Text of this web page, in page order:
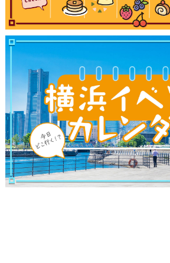
観光ガイド
ランキング
ブログ記事
サイトについて